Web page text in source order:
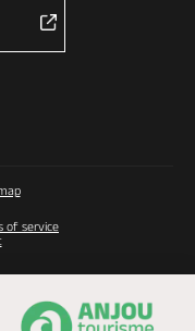
of service